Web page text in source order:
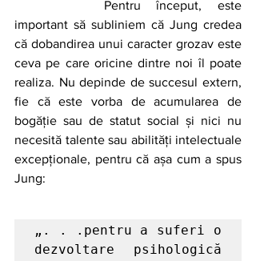
important să subliniem că Jung credea
că dobandirea unui caracter grozav este
ceva pe care oricine dintre noi îl poate
realiza. Nu depinde de succesul extern,
fie că este vorba de acumularea de
bogăție sau de statut social și nici nu
necesită talente sau abilități intelectuale
excepționale, pentru că așa cum a spus
Jung:
„. . .pentru a suferi o
dezvoltare psihologică